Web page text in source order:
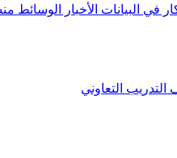
في البيانات الأخبار الوسائط
التدريب التعاوني